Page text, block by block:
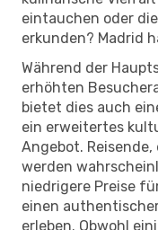
eintauchen oder
erkunden? Madrid
Während der
erhöhten
bietet dies auch
ein erweitertes
Angebot. Reisende,
werden
niedrigere Preise
einen
erleben. Obwohl